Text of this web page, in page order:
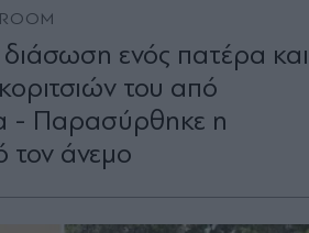
ενός πατέρα και
του από
- Παρασύρθηκε η
τον άνεμο